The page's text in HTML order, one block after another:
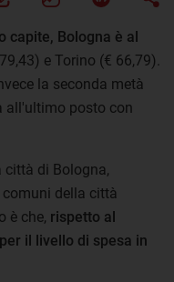
capite, Bologna è al
e Torino (€ 66,79).
la seconda metà
all'ultimo posto con
città di Bologna,
della città
è che, rispetto al
il livello di spesa in